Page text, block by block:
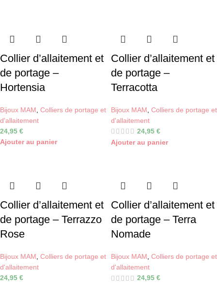
Collier d’allaitement et
de portage –
Hortensia
Bijoux MAM Colliers de portage et
d'allaitement
24,95 €
Ajouter au panier
Collier d’allaitement et
de portage –
Terracotta
Bijoux MAM Colliers de portage et
d'allaitement
24,95 €
Ajouter au panier
Collier d’allaitement et
de portage – Terrazzo
Rose
Bijoux MAM, Colliers de portage et
d'allaitement
24,95 €
Collier d’allaitement et
de portage – Terra
Nomade
Bijoux MAM, Colliers de portage et
d'allaitement
24,95 €